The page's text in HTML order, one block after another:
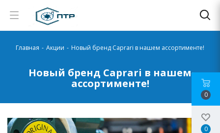
Главная - Акции - Новый бренд Caprari в нашем ассортименте!
Новый бренд Caprari в нашем
ассортименте!
0
0